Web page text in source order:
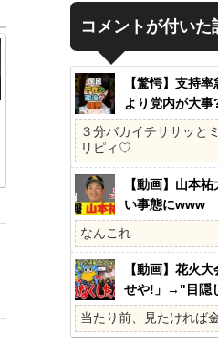
コメントが付いた
【驚愕】支持
より党内が大事
41%の衝撃、そ
の?国民不在の
３分バカイチササッと
リピィ♡
【動画】山本
い事態にwww
なんこれ
【動画】花火
せや!」→"目隠
www
当たり前、見たければ